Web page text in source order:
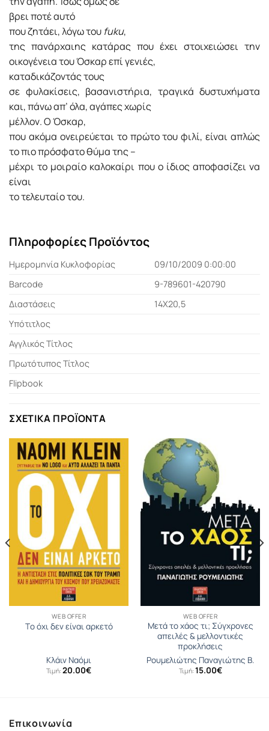
βρει ποτέ αυτό
που ζητάει, λόγω του fuku,
της πανάρχαιης κατάρας που έχει στοιχειώσει την
οικογένεια του Όσκαρ επί γενιές,
καταδικάζοντάς τους
σε φυλακίσεις, βασανιστήρια, τραγικά δυστυχήματα
και, πάνω απ’ όλα, αγάπες χωρίς
μέλλον. Ο Όσκαρ,
που ακόμα ονειρεύεται το πρώτο του φιλί, είναι απλώς
το πιο πρόσφατο θύμα της –
μέχρι το μοιραίο καλοκαίρι που ο ίδιος αποφασίζει να
είναι
το τελευταίο του.
Πληροφορίες Προϊόντος
Ημερομηνία Κυκλοφορίας
09/10/2009 0:00:00
Barcode
9-789601-420790
Διαστάσεις
14Χ20,5
Υπότιτλος
Αγγλικός Τίτλος
Πρωτότυπος Τίτλος
Flipbook
ΣΧΕΤΙΚΆ ΠΡΟΪΌΝΤΑ
WEB OFFER
Tο όχι δεν είναι αρκετό
Κλάιν Ναόμι
Τιμή: 20.00€
WEB OFFER
Μετά το χάος τι; Σύγχρονες
απειλές & μελλοντικές
προκλήσεις
Ρουμελιώτης Παναγιώτης Β.
Τιμή: 15.00€
Επικοινωνία